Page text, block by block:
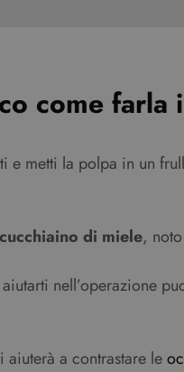
come farla
e metti la polpa in un
di miele,
nell’operazione
a contrastare le